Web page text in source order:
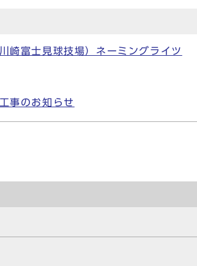
崎富士見球技場）ネーミングライツ
事のお知らせ